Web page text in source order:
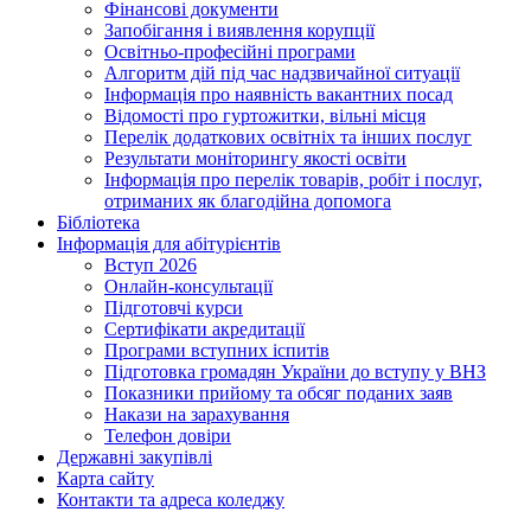
Фінансові документи
Запобігання і виявлення корупції
Освітньо-професійні програми
Алгоритм дій під час надзвичайної ситуації
Інформація про наявність вакантних посад
Відомості про гуртожитки, вільні місця
Перелік додаткових освітніх та інших послуг
Результати моніторингу якості освіти
Інформація про перелік товарів, робіт і послуг,
отриманих як благодійна допомога
Бібліотека
Інформація для абітурієнтів
Вступ 2026
Онлайн-консультації
Підготовчі курси
Сертифікати акредитації
Програми вступних іспитів
Підготовка громадян України до вступу у ВНЗ
Показники прийому та обсяг поданих заяв
Накази на зарахування
Телефон довіри
Державні закупівлі
Карта сайту
Контакти та адреса коледжу